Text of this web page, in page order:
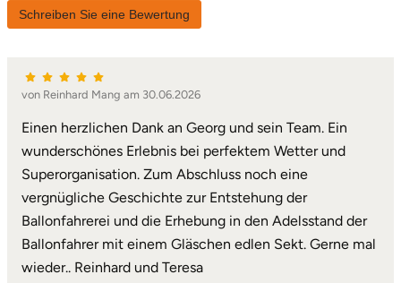
Schreiben Sie eine Bewertung
von Reinhard Mang am 30.06.2026
Einen herzlichen Dank an Georg und sein Team. Ein
wunderschönes Erlebnis bei perfektem Wetter und
Superorganisation. Zum Abschluss noch eine
vergnügliche Geschichte zur Entstehung der
Ballonfahrerei und die Erhebung in den Adelsstand der
Ballonfahrer mit einem Gläschen edlen Sekt. Gerne mal
wieder.. Reinhard und Teresa
Kerken
Koblenz
Kronach
Kulmbach
Köln